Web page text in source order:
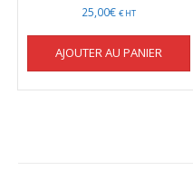
25,00€ € HT
AJOUTER AU PANIER